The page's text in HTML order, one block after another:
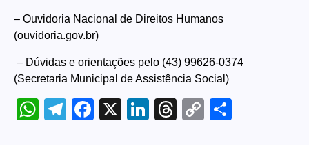
– Ouvidoria Nacional de Direitos Humanos
(ouvidoria.gov.br)
– Dúvidas e orientações pelo (43) 99626-0374
(Secretaria Municipal de Assistência Social)
WhatsApp
Telegram
Facebook
X LinkedIn
Threads
Copy